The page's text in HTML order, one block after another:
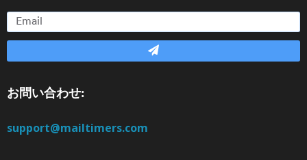
お問い合わせ:
support@mailtimers.com